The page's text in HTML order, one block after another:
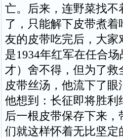
亡。后来，连野菜找
了，只能解下皮带煮
友的皮带吃完后，大家
是1934年红军在任合
才）舍不得，但为了
皮带丝汤，他流下了
他想到：长征即将胜
后一根皮带保存下来
们就这样怀着无比坚